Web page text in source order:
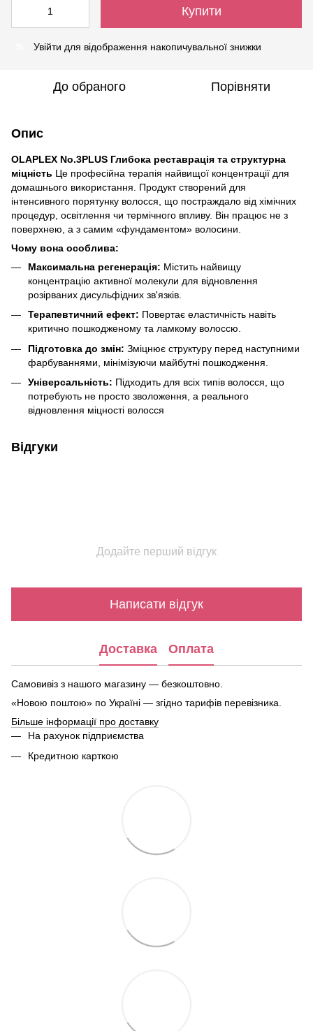
Купити
Увійти для відображення накопичувальної знижки
До обраного Порівняти
Опис
OLAPLEX No.3PLUS Глибока реставрація та структурна
міцність Це професійна терапія найвищої концентрації для
домашнього використання. Продукт створений для
інтенсивного порятунку волосся, що постраждало від хімічних
процедур, освітлення чи термічного впливу. Він працює не з
поверхнею, а з самим «фундаментом» волосини.
Чому вона особлива:
Максимальна регенерація: Містить найвищу
концентрацію активної молекули для відновлення
розірваних дисульфідних зв'язків.
Терапевтичний ефект: Повертає еластичність навіть
критично пошкодженому та ламкому волоссю.
Підготовка до змін: Зміцнює структуру перед наступними
фарбуваннями, мінімізуючи майбутні пошкодження.
Універсальність: Підходить для всіх типів волосся, що
потребують не просто зволоження, а реального
відновлення міцності волосся
Відгуки
Додайте перший відгук
Написати відгук
Доставка Оплата
Самовивіз з нашого магазину — безкоштовно.
«Новою поштою» по Україні — згідно тарифів перевізника.
Більше інформації про доставку
На рахунок підприємства
Кредитною карткою